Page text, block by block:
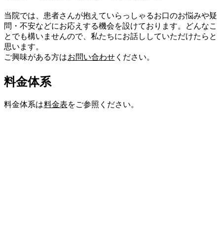
当院では、患者さんが抱えていらっしゃるお口のお悩みや疑
問・不安などにお応えする機会を設けております。どんなこ
とでも構いませんので、私たちにお話ししていただけたらと
思います。
ご興味がある方はお問い合わせ ください。
料金体系
料金体系は料金表をご参照ください。